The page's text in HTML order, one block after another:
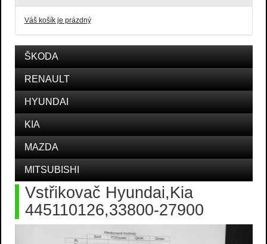
Váš košík je prázdný
ŠKODA
RENAULT
HYUNDAI
KIA
MAZDA
MITSUBISHI
Vstřikovač Hyundai,Kia
445110126,33800-27900